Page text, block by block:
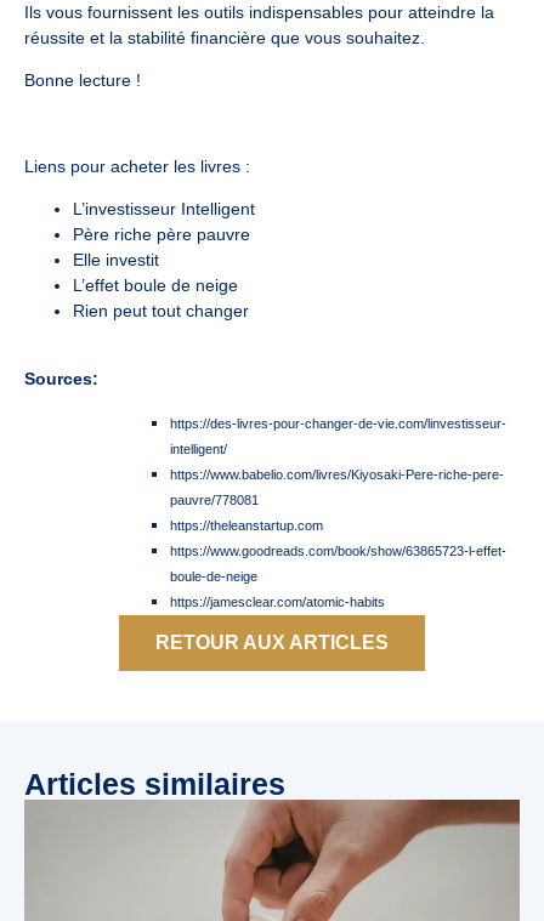
Ils vous fournissent les outils indispensables pour atteindre la
réussite et la stabilité financière que vous souhaitez.
Bonne lecture !
Liens pour acheter les livres :
L’investisseur Intelligent
Père riche père pauvre
Elle investit
L’effet boule de neige
Rien peut tout changer
Sources:
https://des-livres-pour-changer-de-vie.com/linvestisseur-
intelligent/
https://www.babelio.com/livres/Kiyosaki-Pere-riche-pere-
pauvre/778081
https://theleanstartup.com
https://www.goodreads.com/book/show/63865723-l-effet-
boule-de-neige
https://jamesclear.com/atomic-habits
RETOUR AUX ARTICLES
Articles similaires